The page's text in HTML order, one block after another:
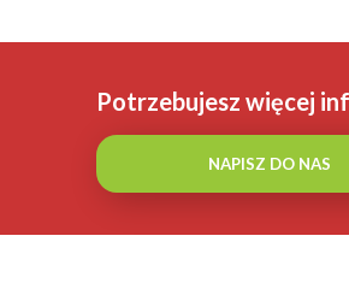
Potrzebujesz więcej
NAPISZ DO NAS